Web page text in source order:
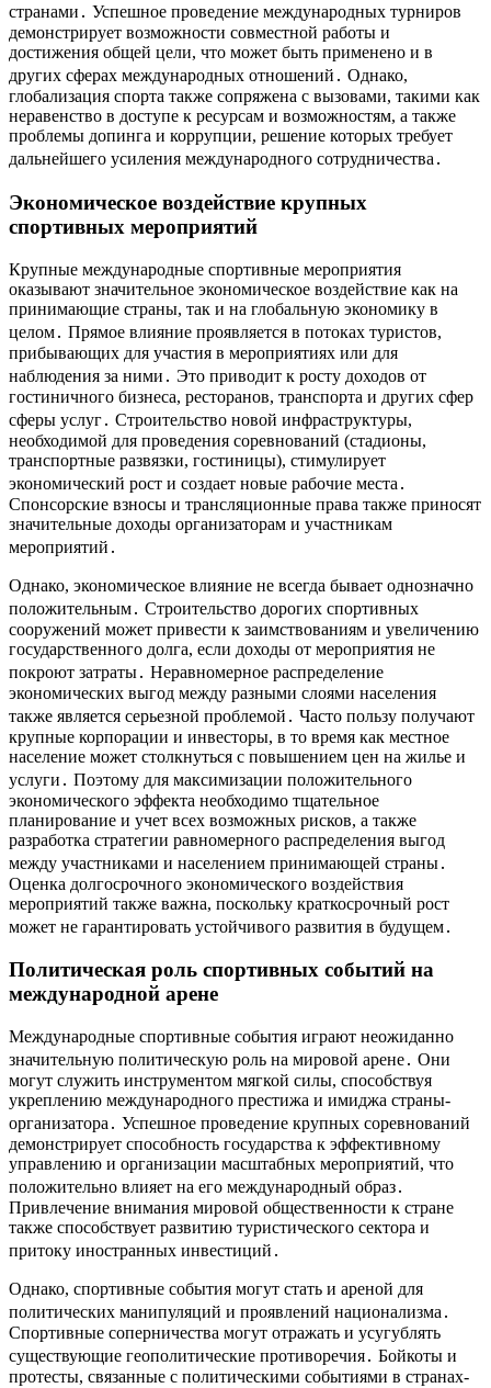
странами․ Успешное проведение международных турниров
демонстрирует возможности совместной работы и
достижения общей цели, что может быть применено и в
других сферах международных отношений․ Однако,
глобализация спорта также сопряжена с вызовами, такими как
неравенство в доступе к ресурсам и возможностям, а также
проблемы допинга и коррупции, решение которых требует
дальнейшего усиления международного сотрудничества․
Экономическое воздействие крупных
спортивных мероприятий
Крупные международные спортивные мероприятия
оказывают значительное экономическое воздействие как на
принимающие страны, так и на глобальную экономику в
целом․ Прямое влияние проявляется в потоках туристов,
прибывающих для участия в мероприятиях или для
наблюдения за ними․ Это приводит к росту доходов от
гостиничного бизнеса, ресторанов, транспорта и других сфер
сферы услуг․ Строительство новой инфраструктуры,
необходимой для проведения соревнований (стадионы,
транспортные развязки, гостиницы), стимулирует
экономический рост и создает новые рабочие места․
Спонсорские взносы и трансляционные права также приносят
значительные доходы организаторам и участникам
мероприятий․
Однако, экономическое влияние не всегда бывает однозначно
положительным․ Строительство дорогих спортивных
сооружений может привести к заимствованиям и увеличению
государственного долга, если доходы от мероприятия не
покроют затраты․ Неравномерное распределение
экономических выгод между разными слоями населения
также является серьезной проблемой․ Часто пользу получают
крупные корпорации и инвесторы, в то время как местное
население может столкнуться с повышением цен на жилье и
услуги․ Поэтому для максимизации положительного
экономического эффекта необходимо тщательное
планирование и учет всех возможных рисков, а также
разработка стратегии равномерного распределения выгод
между участниками и населением принимающей страны․
Оценка долгосрочного экономического воздействия
мероприятий также важна, поскольку краткосрочный рост
может не гарантировать устойчивого развития в будущем․
Политическая роль спортивных событий на
международной арене
Международные спортивные события играют неожиданно
значительную политическую роль на мировой арене․ Они
могут служить инструментом мягкой силы, способствуя
укреплению международного престижа и имиджа страны-
организатора․ Успешное проведение крупных соревнований
демонстрирует способность государства к эффективному
управлению и организации масштабных мероприятий, что
положительно влияет на его международный образ․
Привлечение внимания мировой общественности к стране
также способствует развитию туристического сектора и
притоку иностранных инвестиций․
Однако, спортивные события могут стать и ареной для
политических манипуляций и проявлений национализма․
Спортивные соперничества могут отражать и усугублять
существующие геополитические противоречия․ Бойкоты и
протесты, связанные с политическими событиями в странах-